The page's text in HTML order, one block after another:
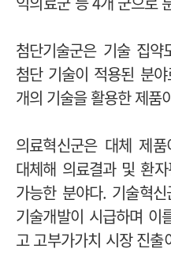
첨단기술군은 기술 집
첨단 기술이 적용된 분
개의 기술을 활용한 제품
의료혁신군은 대체 제
대체해 의료결과 및 환
가능한 분야다. 기술혁
기술개발이 시급하며
고 고부가가치 시장 진출